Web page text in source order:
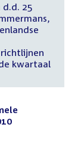
25
kwartaal